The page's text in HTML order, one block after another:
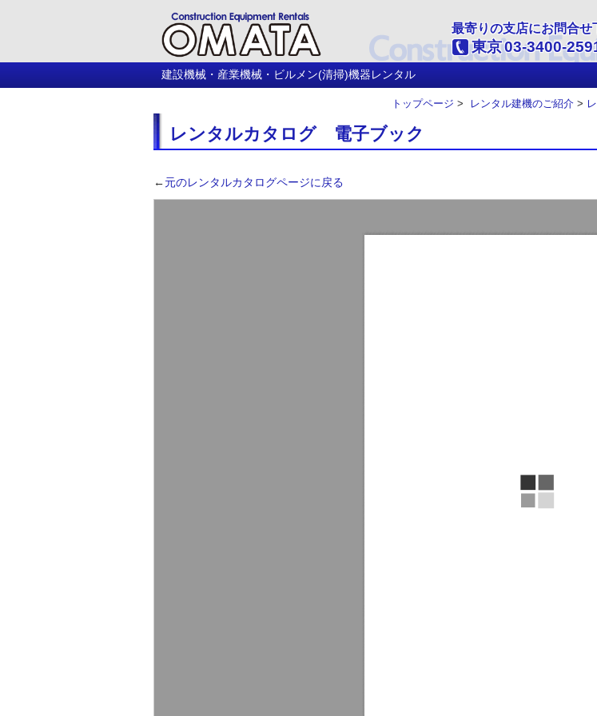
最寄りの支店にお問合せ
東京03-3400-
建設機械・産業機械・ビルメン(清掃)機器レンタル
トップページ > レンタル建機のご紹介 >
レンタルカタログ 電子ブック
←元のレンタルカタログページに戻る